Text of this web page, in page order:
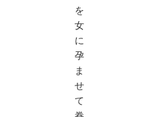
を
女
に
孕
ま
せ
て